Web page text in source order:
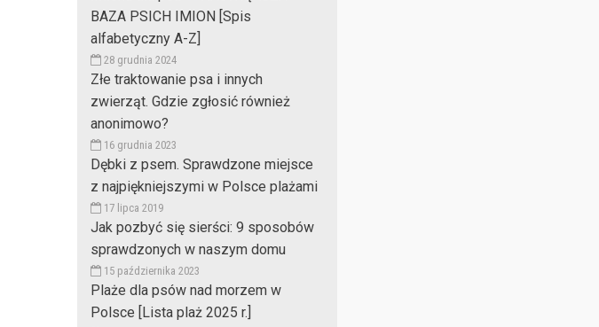
BAZA PSICH IMION [Spis
alfabetyczny A-Z]
28 grudnia 2024
Złe traktowanie psa i innych
zwierząt. Gdzie zgłosić również
anonimowo?
16 grudnia 2023
Dębki z psem. Sprawdzone miejsce
z najpiękniejszymi w Polsce plażami
17 lipca 2019
Jak pozbyć się sierści: 9 sposobów
sprawdzonych w naszym domu
15 października 2023
Plaże dla psów nad morzem w
Polsce [Lista plaż 2025 r.]